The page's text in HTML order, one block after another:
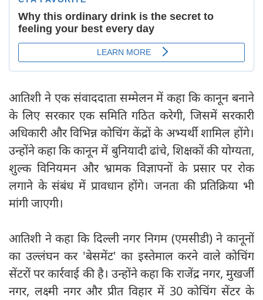
आतिशी ने एक संवाददाता सम्मेलन में कहा कि कानून बनाने
के लिए सरकार एक समिति गठित करेगी, जिसमें सरकारी
अधिकारी और विभिन्न कोचिंग केंद्रों के अभ्यर्थी शामिल होंगे।
उन्होंने कहा कि कानून में बुनियादी ढांचे, शिक्षकों की योग्यता,
शुल्क विनियमन और भ्रामक विज्ञापनों के प्रसार पर रोक
लगाने के संबंध में प्रावधान होंगे। जनता की प्रतिक्रिया भी
मांगी जाएगी।
आतिशी ने कहा कि दिल्ली नगर निगम (एमसीडी) ने कानूनों
का उल्लंघन कर 'बेसमेंट' का इस्तेमाल करने वाले कोचिंग
सेंटरों पर कार्रवाई की है। उन्होंने कहा कि राजेंद्र नगर, मुखर्जी
नगर, लक्ष्मी नगर और प्रीत विहार में 30 कोचिंग सेंटर के